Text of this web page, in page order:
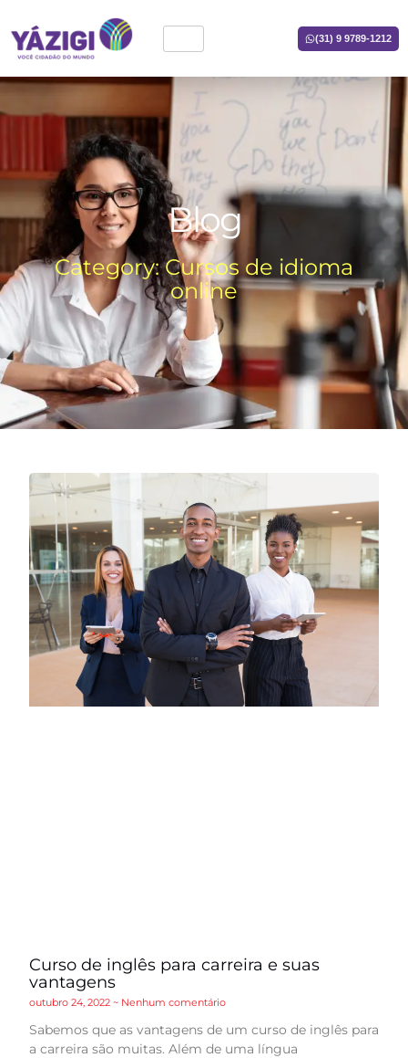
(31) 9 9789-1212
Blog
Category: Cursos de idioma
online
Curso de inglês para carreira e suas
vantagens
outubro 24, 2022 Nenhum comentário
Sabemos que as vantagens de um curso de inglês para
a carreira são muitas. Além de uma língua